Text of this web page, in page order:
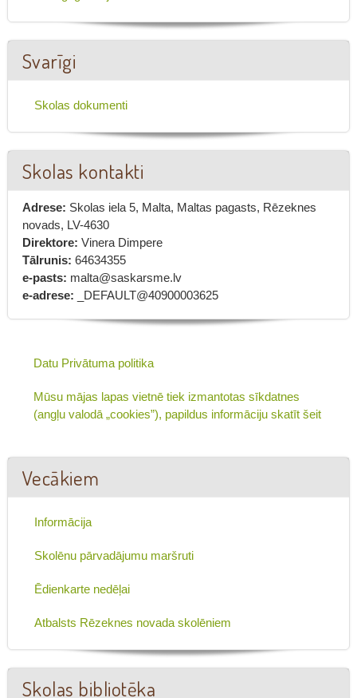
Svarīgi
Skolas dokumenti
Skolas kontakti
Adrese: Skolas iela 5, Malta, Maltas pagasts, Rēzeknes
novads, LV-4630
Direktore: Vinera Dimpere
Tālrunis: 64634355
e-pasts: malta@saskarsme.lv
e-adrese: _DEFAULT@40900003625
Datu Privātuma politika
Mūsu mājas lapas vietnē tiek izmantotas sīkdatnes
(angļu valodā „cookies”), papildus informāciju skatīt šeit
Vecākiem
Informācija
Skolēnu pārvadājumu maršruti
Ēdienkarte nedēļai
Atbalsts Rēzeknes novada skolēniem
Skolas bibliotēka